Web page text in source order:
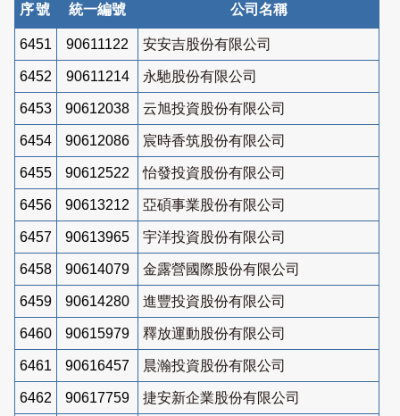
序號 統一編號 公司名稱
6451 90611122 安安吉股份有限公司
6452 90611214 永馳股份有限公司
6453 90612038 云旭投資股份有限公司
6454 90612086 宸時香筑股份有限公司
6455 90612522 怡發投資股份有限公司
6456 90613212 亞碩事業股份有限公司
6457 90613965 宇洋投資股份有限公司
6458 90614079 金露營國際股份有限公司
6459 90614280 進豐投資股份有限公司
6460 90615979 釋放運動股份有限公司
6461 90616457 晨瀚投資股份有限公司
6462 90617759 捷安新企業股份有限公司